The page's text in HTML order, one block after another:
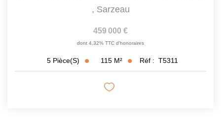
, Sarzeau
459 000 €
dont 4,32% TTC d'honoraires
5 Pièce(s) 115 M² Réf : T5311